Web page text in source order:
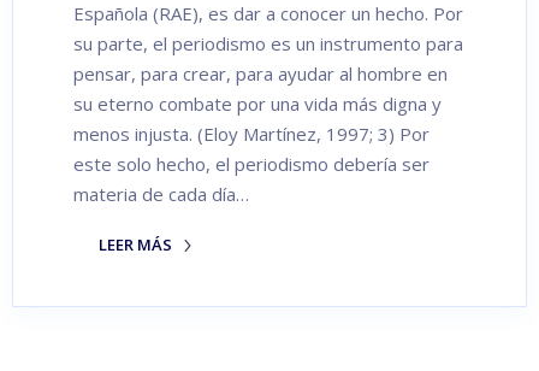
Española (RAE), es dar a conocer un hecho. Por
su parte, el periodismo es un instrumento para
pensar, para crear, para ayudar al hombre en
su eterno combate por una vida más digna y
menos injusta. (Eloy Martínez, 1997; 3) Por
este solo hecho, el periodismo debería ser
materia de cada día…
LEER MÁS